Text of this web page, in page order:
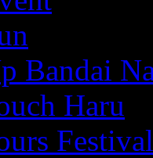
Bandai
Haru
Festival